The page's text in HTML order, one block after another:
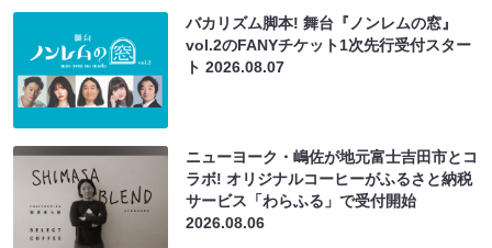
バカリズム脚本! 舞台『ノンレムの窓』
vol.2のFANYチケット1次先行受付スター
ト2026.08.07
ニューヨーク・嶋佐が地元富士吉田市とコ
ラボ! オリジナルコーヒーがふるさと納税
サービス「わらふる」で受付開始
2026.08.06